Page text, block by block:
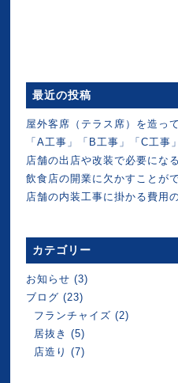
最近の投稿
屋外客席（テラス席）を造っ
「A工事」「B工事」「C工事
店舗の出店や改装で必要にな
飲食店の開業に欠かすことが
店舗の内装工事に掛かる費用
カテゴリー
お知らせ (3)
ブログ (23)
フランチャイズ (2)
居抜き (5)
店造り (7)